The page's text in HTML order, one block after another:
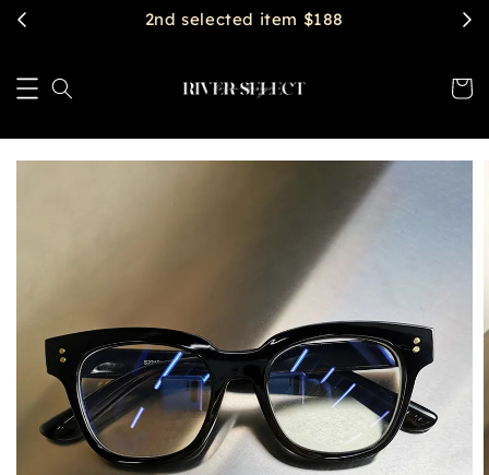
2nd selected item $188